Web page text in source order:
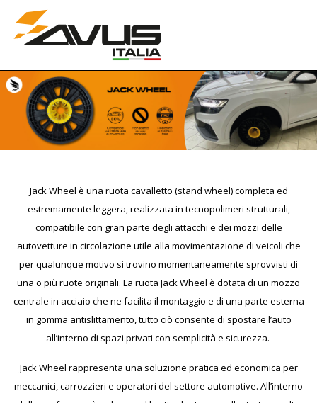
Jack Wheel è una ruota cavalletto (stand wheel) completa ed
estremamente leggera, realizzata in tecnopolimeri strutturali,
compatibile con gran parte degli attacchi e dei mozzi delle
autovetture in circolazione utile alla movimentazione di veicoli che
per qualunque motivo si trovino momentaneamente sprovvisti di
una o più ruote originali. La ruota Jack Wheel è dotata di un mozzo
centrale in acciaio che ne facilita il montaggio e di una parte esterna
in gomma antislittamento, tutto ciò consente di spostare l’auto
all’interno di spazi privati con semplicità e sicurezza.
Jack Wheel rappresenta una soluzione pratica ed economica per
meccanici, carrozzieri e operatori del settore automotive. All’interno